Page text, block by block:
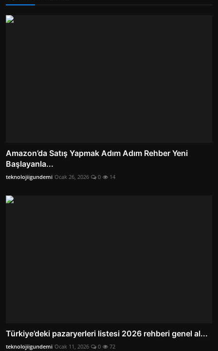
Amazon’da Satış Yapmak Adım Adım Rehber Yeni
Başlayanla...
teknolojiigundemi Ocak 26, 2026 0 14
Türkiye’deki pazaryerleri listesi 2026 rehberi genel al...
teknolojiigundemi Ocak 11, 2026 0 72